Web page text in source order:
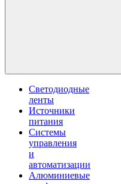
Светодиодные
ленты
Источники
питания
Системы
управления
и
автоматизации
Алюминиевые